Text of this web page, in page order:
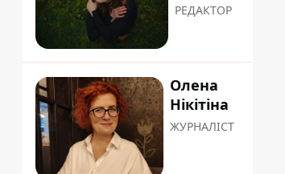
РЕДАКТОР
Олена
Нікітіна
ЖУРНАЛІСТ